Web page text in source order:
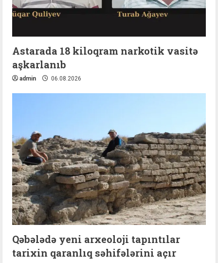
Astarada 18 kiloqram narkotik vasitə
aşkarlanıb
admin 06.08.2026
Qəbələdə yeni arxeoloji tapıntılar
tarixin qaranlıq səhifələrini açır